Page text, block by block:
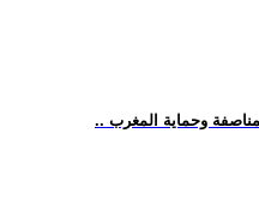
وحماية المغرب